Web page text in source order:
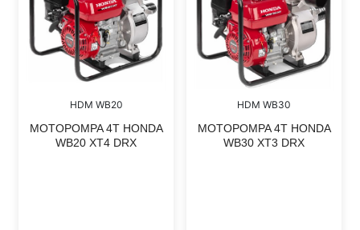
HDM WB20
MOTOPOMPA 4T HONDA
WB20 XT4 DRX
HDM WB30
MOTOPOMPA 4T HONDA
WB30 XT3 DRX